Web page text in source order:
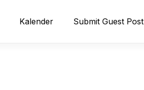
Kalender Submit Guest Post